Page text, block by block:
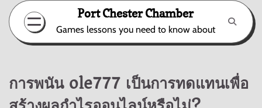
Skip
content
Port Chester Chamber
Games lessons you need to know about
การพนัน ole777 เป็นการทดแทนเพื่อ